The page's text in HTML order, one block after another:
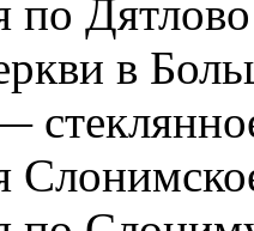
Дятлово
в